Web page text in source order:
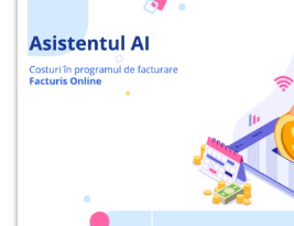
intocmeste de catre comisia